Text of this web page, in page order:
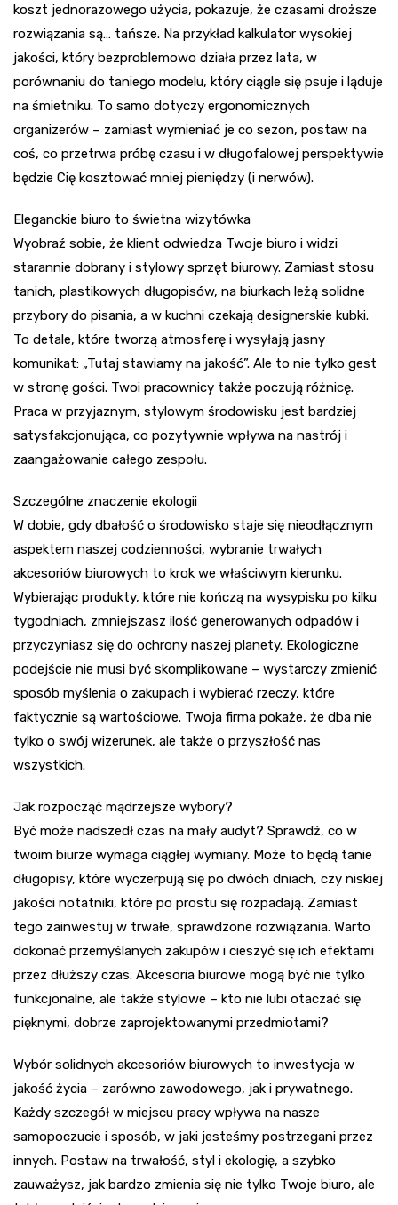
koszt jednorazowego użycia, pokazuje, że czasami droższe
rozwiązania są… tańsze. Na przykład kalkulator wysokiej
jakości, który bezproblemowo działa przez lata, w
porównaniu do taniego modelu, który ciągle się psuje i ląduje
na śmietniku. To samo dotyczy ergonomicznych
organizerów – zamiast wymieniać je co sezon, postaw na
coś, co przetrwa próbę czasu i w długofalowej perspektywie
będzie Cię kosztować mniej pieniędzy (i nerwów).
Eleganckie biuro to świetna wizytówka
Wyobraź sobie, że klient odwiedza Twoje biuro i widzi
starannie dobrany i stylowy sprzęt biurowy. Zamiast stosu
tanich, plastikowych długopisów, na biurkach leżą solidne
przybory do pisania, a w kuchni czekają designerskie kubki.
To detale, które tworzą atmosferę i wysyłają jasny
komunikat: „Tutaj stawiamy na jakość”. Ale to nie tylko gest
w stronę gości. Twoi pracownicy także poczują różnicę.
Praca w przyjaznym, stylowym środowisku jest bardziej
satysfakcjonująca, co pozytywnie wpływa na nastrój i
zaangażowanie całego zespołu.
Szczególne znaczenie ekologii
W dobie, gdy dbałość o środowisko staje się nieodłącznym
aspektem naszej codzienności, wybranie trwałych
akcesoriów biurowych to krok we właściwym kierunku.
Wybierając produkty, które nie kończą na wysypisku po kilku
tygodniach, zmniejszasz ilość generowanych odpadów i
przyczyniasz się do ochrony naszej planety. Ekologiczne
podejście nie musi być skomplikowane – wystarczy zmienić
sposób myślenia o zakupach i wybierać rzeczy, które
faktycznie są wartościowe. Twoja firma pokaże, że dba nie
tylko o swój wizerunek, ale także o przyszłość nas
wszystkich.
Jak rozpocząć mądrzejsze wybory?
Być może nadszedł czas na mały audyt? Sprawdź, co w
twoim biurze wymaga ciągłej wymiany. Może to będą tanie
długopisy, które wyczerpują się po dwóch dniach, czy niskiej
jakości notatniki, które po prostu się rozpadają. Zamiast
tego zainwestuj w trwałe, sprawdzone rozwiązania. Warto
dokonać przemyślanych zakupów i cieszyć się ich efektami
przez dłuższy czas. Akcesoria biurowe mogą być nie tylko
funkcjonalne, ale także stylowe – kto nie lubi otaczać się
pięknymi, dobrze zaprojektowanymi przedmiotami?
Wybór solidnych akcesoriów biurowych to inwestycja w
jakość życia – zarówno zawodowego, jak i prywatnego.
Każdy szczegół w miejscu pracy wpływa na nasze
samopoczucie i sposób, w jaki jesteśmy postrzegani przez
innych. Postaw na trwałość, styl i ekologię, a szybko
zauważysz, jak bardzo zmienia się nie tylko Twoje biuro, ale